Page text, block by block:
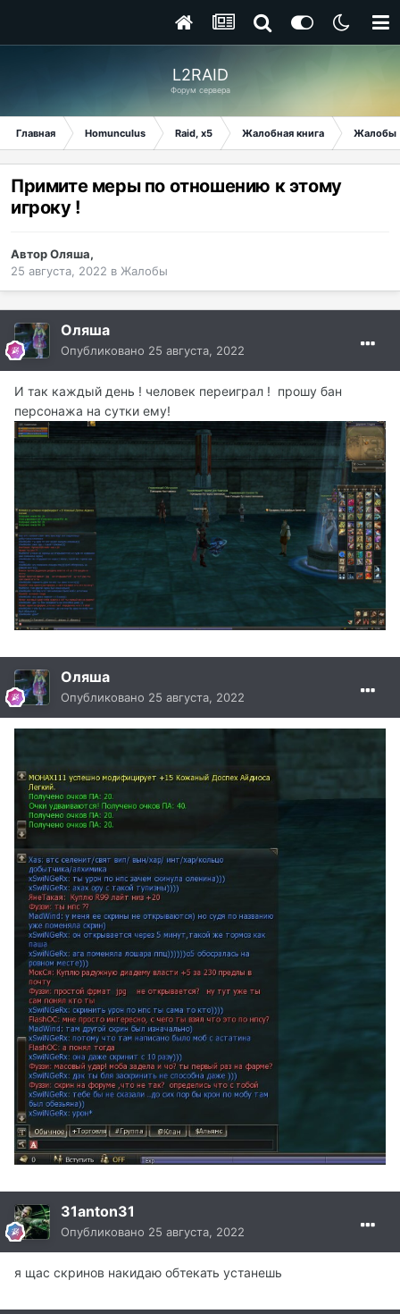
L2RAID
Форум сервера
Главная Homunculus Raid, x5 Жалобная книга Жалобы
Примите меры по отношению к этому
игроку !
АвторОляша,
25 августа, 2022 в Жалобы
Оляша
Опубликовано 25 августа, 2022
И так каждый день ! человек переиграл ! прошу бан
персонажа на сутки ему!
Оляша
Опубликовано 25 августа, 2022
31anton31
Опубликовано 25 августа, 2022
я щас скринов накидаю обтекать устанешь